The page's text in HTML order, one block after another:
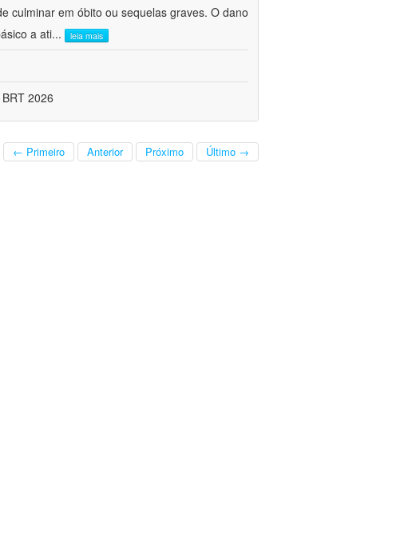
culminar em óbito ou sequelas graves. O dano
a ati... leia mais
2026
← Primeiro Anterior Próximo Último →